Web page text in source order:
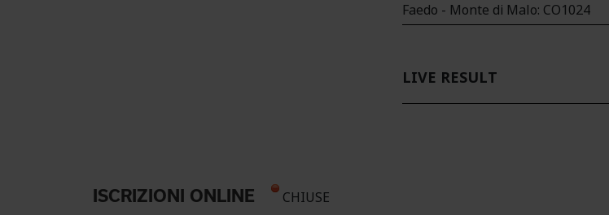
Faedo - Monte di Malo: CO1024
LIVE RESULT
ISCRIZIONI ONLINE CHIUSE